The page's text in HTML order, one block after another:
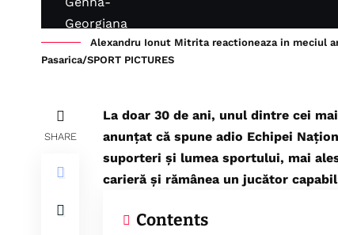
Alexandru Ionut Mitrita reactioneaza in meciul
Pasarica/SPORT PICTURES
SHARE
La doar 30 de ani, unul dintre cei
anunțat că spune adio Echipei
suporteri și lumea sportului, mai
carieră și rămânea un jucător
Contents